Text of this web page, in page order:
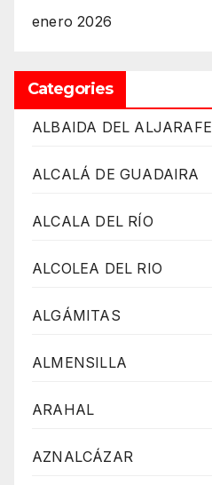
enero 2026
Categories
ALBAIDA DEL ALJARAFE
ALCALÁ DE GUADAIRA
ALCALA DEL RÍO
ALCOLEA DEL RIO
ALGÁMITAS
ALMENSILLA
ARAHAL
AZNALCÁZAR